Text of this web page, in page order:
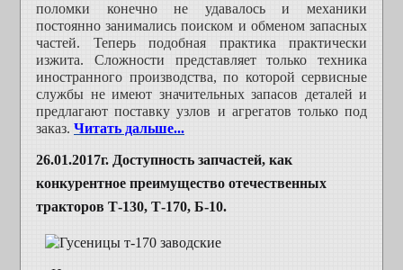
поломки конечно не удавалось и механики
постоянно занимались поиском и обменом запасных
частей. Теперь подобная практика практически
изжита. Сложности представляет только техника
иностранного производства, по которой сервисные
службы не имеют значительных запасов деталей и
предлагают поставку узлов и агрегатов только под
заказ. Читать дальше...
26.01.2017г. Доступность запчастей, как
конкурентное преимущество отечественных
тракторов Т-130, Т-170, Б-10.